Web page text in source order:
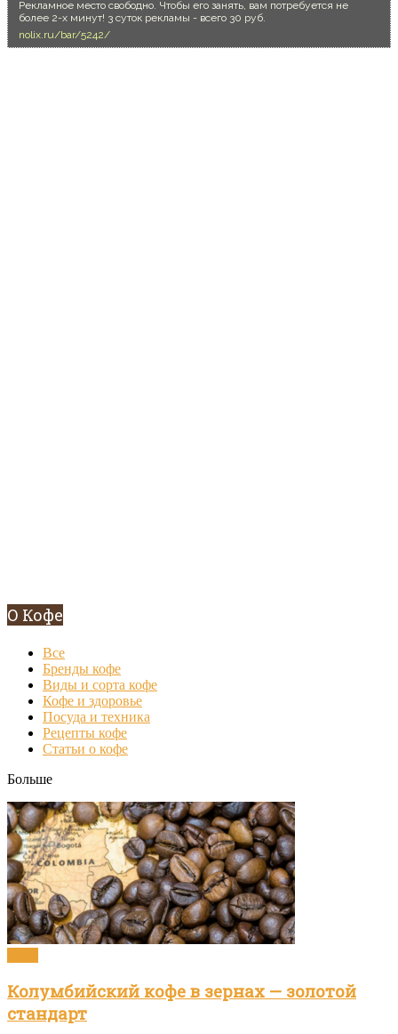
Рекламное место свободно. Чтобы его занять, вам потребуется не
более 2-х минут! 3 суток рекламы - всего 30 руб.
nolix.ru/bar/5242/
О Кофе
Все
Бренды кофе
Виды и сорта кофе
Кофе и здоровье
Посуда и техника
Рецепты кофе
Статьи о кофе
Больше
Колумбийский кофе в зернах — золотой
стандарт